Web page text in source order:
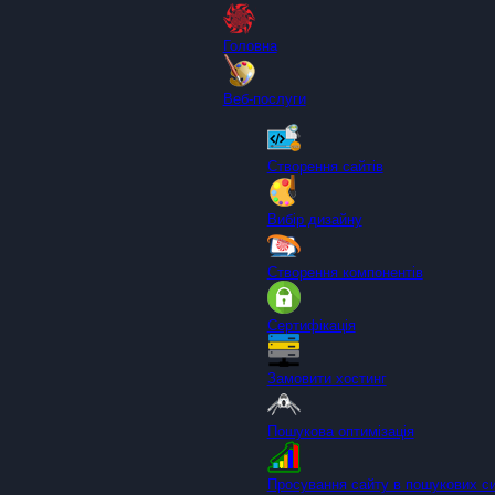
Головна
Веб-послуги
Створення сайтів
Вибір дизайну
Створення компонентів
Сертифікація
Замовити хостинг
Пошукова оптимізація
Просування сайту в пошукових